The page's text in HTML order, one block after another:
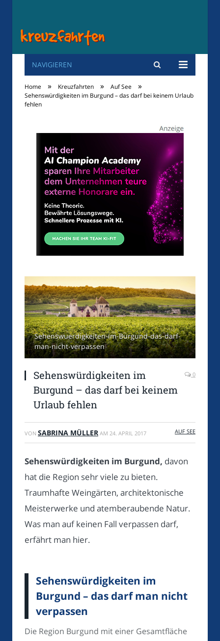
Kreuzfahrten
NAVIGIEREN
Home » Kreuzfahrten » Auf See »
Sehenswürdigkeiten im Burgund – das darf bei keinem Urlaub
fehlen
Sehenswuerdigkeiten-im-Burgund-das-darf-
man-nicht-verpassen
Sehenswürdigkeiten im
Burgund – das darf bei keinem
Urlaub fehlen
0
VON SABRINA MÜLLER AM 24. APRIL 2017 AUF SEE
Sehenswürdigkeiten im Burgund, davon
hat die Region sehr viele zu bieten.
Traumhafte Weingärten, architektonische
Meisterwerke und atemberaubende Natur.
Was man auf keinen Fall verpassen darf,
erfährt man hier.
Sehenswürdigkeiten im
Burgund – das darf man nicht
verpassen
Die Region Burgund mit einer Gesamtfläche